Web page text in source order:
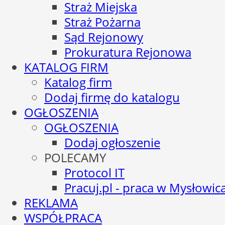
Straż Miejska
Straż Pożarna
Sąd Rejonowy
Prokuratura Rejonowa
KATALOG FIRM
Katalog firm
Dodaj firmę do katalogu
OGŁOSZENIA
OGŁOSZENIA
Dodaj ogłoszenie
POLECAMY
Protocol IT
Pracuj.pl - praca w
REKLAMA
WSPÓŁPRACA